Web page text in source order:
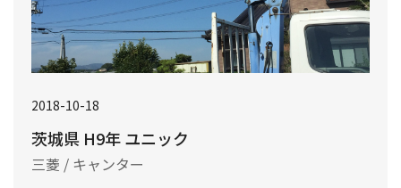
2018-10-18
茨城県 H9年 ユニック
三菱 / キャンター